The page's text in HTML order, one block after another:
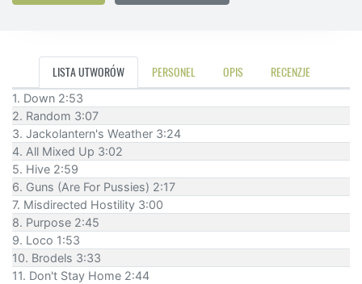
LISTA UTWORÓW PERSONEL OPIS RECENZJE
1. Down 2:53
2. Random 3:07
3. Jackolantern's Weather 3:24
4. All Mixed Up 3:02
5. Hive 2:59
6. Guns (Are For Pussies) 2:17
7. Misdirected Hostility 3:00
8. Purpose 2:45
9. Loco 1:53
10. Brodels 3:33
11. Don't Stay Home 2:44